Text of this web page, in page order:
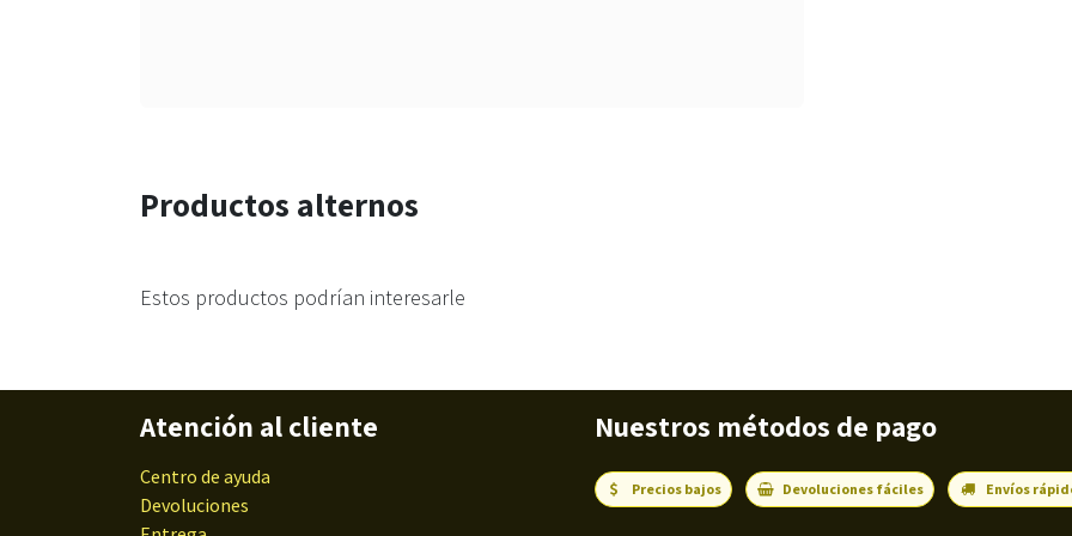
Productos alternos
Estos productos podrían interesarle
Atención al cliente
Centro de ayuda
Devoluciones
Nuestros métodos de pago
Precios bajos Devoluciones fáciles Envíos